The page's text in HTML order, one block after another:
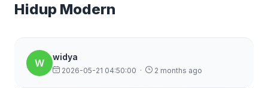
Hidup Modern
W
widya
2026-05-21 04:50:00 · 2 months ago